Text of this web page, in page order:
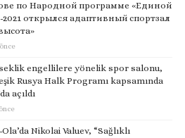
по Народной программе «Единой
2021 открылся адаптивный спортзал
engellilere yönelik spor salonu,
Rusya Halk Programı kapsamında
açıldı
Nikolai Valuev, “Sağlıklı